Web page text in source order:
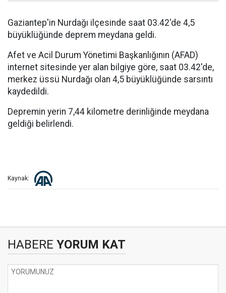
Gaziantep'in Nurdağı ilçesinde saat 03.42'de 4,5
büyüklüğünde deprem meydana geldi.
Afet ve Acil Durum Yönetimi Başkanlığının (AFAD)
internet sitesinde yer alan bilgiye göre, saat 03.42'de,
merkez üssü Nurdağı olan 4,5 büyüklüğünde sarsıntı
kaydedildi.
Depremin yerin 7,44 kilometre derinliğinde meydana
geldiği belirlendi.
Kaynak:
HABERE YORUM KAT